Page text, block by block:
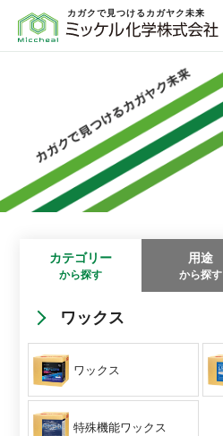
カガクで見つけるカガヤク未来
カテゴリー
から探す
用途
から探す
ワックス
ワックス
特殊機能ワックス